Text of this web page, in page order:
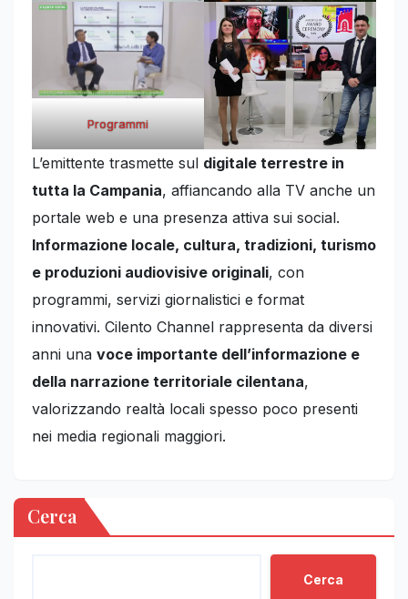
Programmi
L’emittente trasmette sul digitale terrestre in
tutta la Campania, affiancando alla TV anche un
portale web e una presenza attiva sui social.
Informazione locale, cultura, tradizioni, turismo
e produzioni audiovisive originali, con
programmi, servizi giornalistici e format
innovativi. Cilento Channel rappresenta da diversi
anni una voce importante dell’informazione e
della narrazione territoriale cilentana,
valorizzando realtà locali spesso poco presenti
nei media regionali maggiori.
Cerca
Cerca